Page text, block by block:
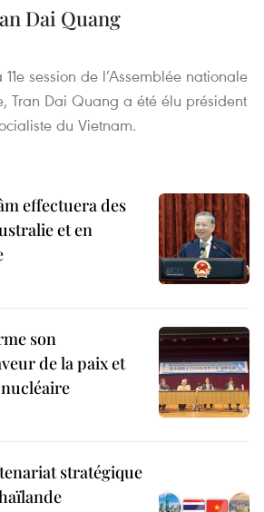
Dai Quang
session de l’Assemblée nationale
Tran Dai Quang a été élu président
du Vietnam.
effectuera des
et en
son
de la paix et
stratégique